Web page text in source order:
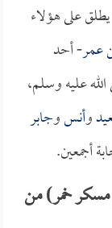
على هؤلاء
عمر- أحد
عليه وسلم،
وأنسوجابر
أجمعين.
خمر) من